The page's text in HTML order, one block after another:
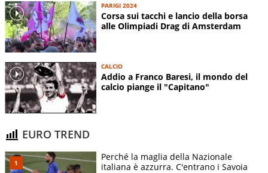
PARIGI 2024
Corsa sui tacchi e lancio della borsa
alle Olimpiadi Drag di Amsterdam
CALCIO
Addio a Franco Baresi, il mondo del
calcio piange il "Capitano"
EURO TREND
Perché la maglia della Nazionale
italiana è azzurra. C'entrano i Savoia